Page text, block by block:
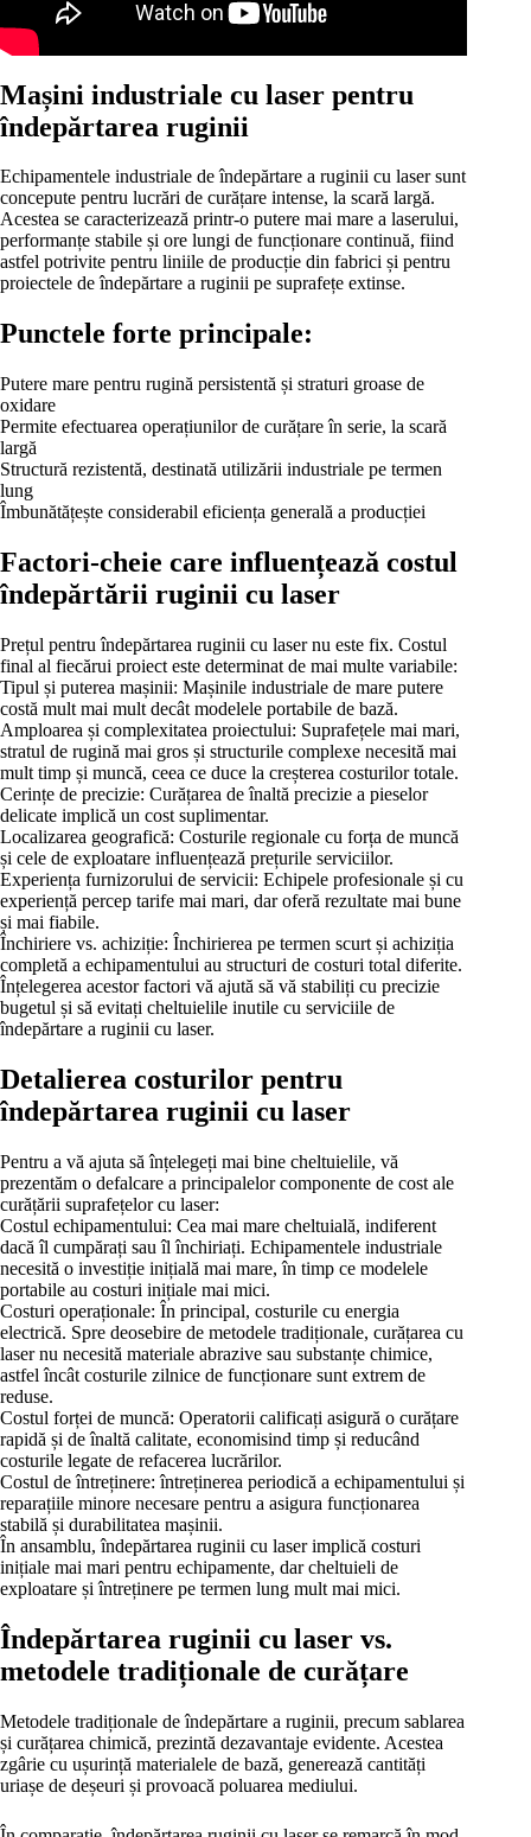
Mașini industriale cu laser pentru
îndepărtarea ruginii
Echipamentele industriale de îndepărtare a ruginii cu laser sunt
concepute pentru lucrări de curățare intense, la scară largă.
Acestea se caracterizează printr-o putere mai mare a laserului,
performanțe stabile și ore lungi de funcționare continuă, fiind
astfel potrivite pentru liniile de producție din fabrici și pentru
proiectele de îndepărtare a ruginii pe suprafețe extinse.
Punctele forte principale:
Putere mare pentru rugină persistentă și straturi groase de
oxidare
Permite efectuarea operațiunilor de curățare în serie, la scară
largă
Structură rezistentă, destinată utilizării industriale pe termen
lung
Îmbunătățește considerabil eficiența generală a producției
Factori-cheie care influențează costul
îndepărtării ruginii cu laser
Prețul pentru îndepărtarea ruginii cu laser nu este fix. Costul
final al fiecărui proiect este determinat de mai multe variabile:
Tipul și puterea mașinii: Mașinile industriale de mare putere
costă mult mai mult decât modelele portabile de bază.
Amploarea și complexitatea proiectului: Suprafețele mai mari,
stratul de rugină mai gros și structurile complexe necesită mai
mult timp și muncă, ceea ce duce la creșterea costurilor totale.
Cerințe de precizie: Curățarea de înaltă precizie a pieselor
delicate implică un cost suplimentar.
Localizarea geografică: Costurile regionale cu forța de muncă
și cele de exploatare influențează prețurile serviciilor.
Experiența furnizorului de servicii: Echipele profesionale și cu
experiență percep tarife mai mari, dar oferă rezultate mai bune
și mai fiabile.
Închiriere vs. achiziție: Închirierea pe termen scurt și achiziția
completă a echipamentului au structuri de costuri total diferite.
Înțelegerea acestor factori vă ajută să vă stabiliți cu precizie
bugetul și să evitați cheltuielile inutile cu serviciile de
îndepărtare a ruginii cu laser.
Detalierea costurilor pentru
îndepărtarea ruginii cu laser
Pentru a vă ajuta să înțelegeți mai bine cheltuielile, vă
prezentăm o defalcare a principalelor componente de cost ale
curățării suprafețelor cu laser:
Costul echipamentului: Cea mai mare cheltuială, indiferent
dacă îl cumpărați sau îl închiriați. Echipamentele industriale
necesită o investiție inițială mai mare, în timp ce modelele
portabile au costuri inițiale mai mici.
Costuri operaționale: În principal, costurile cu energia
electrică. Spre deosebire de metodele tradiționale, curățarea cu
laser nu necesită materiale abrazive sau substanțe chimice,
astfel încât costurile zilnice de funcționare sunt extrem de
reduse.
Costul forței de muncă: Operatorii calificați asigură o curățare
rapidă și de înaltă calitate, economisind timp și reducând
costurile legate de refacerea lucrărilor.
Costul de întreținere: întreținerea periodică a echipamentului și
reparațiile minore necesare pentru a asigura funcționarea
stabilă și durabilitatea mașinii.
În ansamblu, îndepărtarea ruginii cu laser implică costuri
inițiale mai mari pentru echipamente, dar cheltuieli de
exploatare și întreținere pe termen lung mult mai mici.
Îndepărtarea ruginii cu laser vs.
metodele tradiționale de curățare
Metodele tradiționale de îndepărtare a ruginii, precum sablarea
și curățarea chimică, prezintă dezavantaje evidente. Acestea
zgârie cu ușurință materialele de bază, generează cantități
uriașe de deșeuri și provoacă poluarea mediului.